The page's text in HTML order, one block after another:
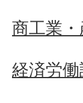
商工業
経済労